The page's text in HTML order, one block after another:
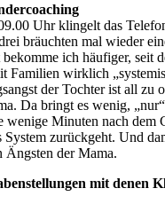
Uhr klingelt das
bräuchten mal wieder
ich häufiger, seit
Familien wirklich
der Tochter ist all zu
Da bringt es wenig,
wenige Minuten nach dem
zurückgeht. Und
Ängsten der Mama.
mit denen